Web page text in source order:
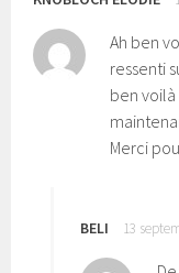
Ah ben
ressenti
ben
Merci
BELI 13